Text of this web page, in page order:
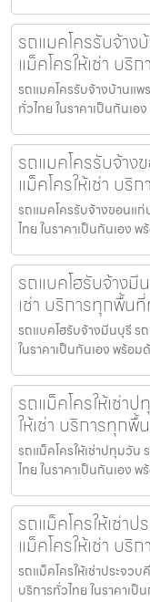
รถแมคโครรับจ้าง
แม็คโครให้เช่า บ
รถแมคโครรับจ้างบ้านแพ
ทั่วไทย ในราคาเป็นกันเ
รถแมคโครรับจ้าง
แม็คโครให้เช่า บ
รถแมคโครรับจ้างขอนแก่
ไทย ในราคาเป็นกันเอง
รถแบคโฮรับจ้างมี
เช่า บริการทุกพื้น
รถแบคโฮรับจ้างมีนบุรี ร
ในราคาเป็นกันเอง พร้อ
รถแม็คโครให้เช่า
ให้เช่า บริการทุกพื้
รถแม็คโครให้เช่าปทุมวัน
ไทย ในราคาเป็นกันเอง
รถแม็คโครให้เช่า
แม็คโครให้เช่า บ
รถแม็คโครให้เช่าประจว
บริการทั่วไทย ในราคาเ